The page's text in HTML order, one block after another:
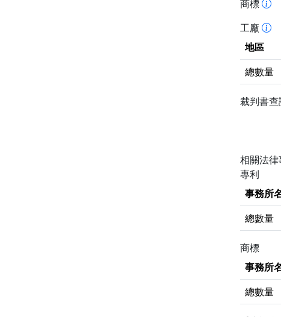
商標
工廠
地區
總數量
裁判書查
相關法
專利
事務所
總數量
商標
事務所
總數量